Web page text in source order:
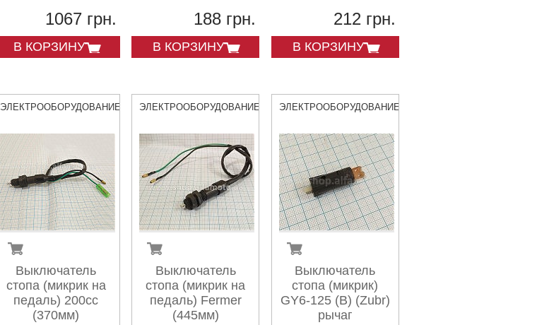
1067 грн.
В КОРЗИНУ
188 грн.
В КОРЗИНУ
212 грн.
В КОРЗИНУ
ЭЛЕКТРООБОРУДОВАНИЕ
Выключатель
стопа (микрик на
педаль) 200сс
(370мм)
ЭЛЕКТРООБОРУДОВАНИЕ
Выключатель
стопа (микрик на
педаль) Fermer
(445мм)
ЭЛЕКТРООБОРУДОВАНИЕ
Выключатель
стопа (микрик)
GY6-125 (B) (Zubr)
рычаг